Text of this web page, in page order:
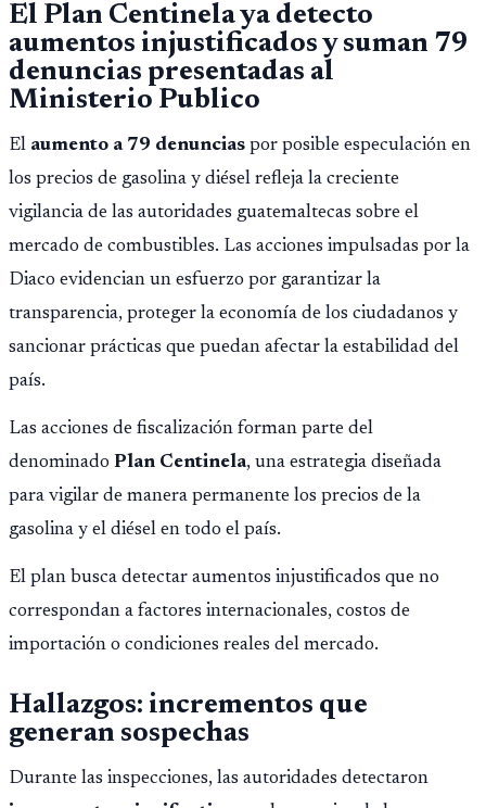
El Plan Centinela ya detecto
aumentos injustificados y suman 79
denuncias presentadas al
Ministerio Publico
El aumento a 79 denuncias por posible especulación en
los precios de gasolina y diésel refleja la creciente
vigilancia de las autoridades guatemaltecas sobre el
mercado de combustibles. Las acciones impulsadas por la
Diaco evidencian un esfuerzo por garantizar la
transparencia, proteger la economía de los ciudadanos y
sancionar prácticas que puedan afectar la estabilidad del
país.
Las acciones de fiscalización forman parte del
denominado Plan Centinela, una estrategia diseñada
para vigilar de manera permanente los precios de la
gasolina y el diésel en todo el país.
El plan busca detectar aumentos injustificados que no
correspondan a factores internacionales, costos de
importación o condiciones reales del mercado.
Hallazgos: incrementos que
generan sospechas
Durante las inspecciones, las autoridades detectaron